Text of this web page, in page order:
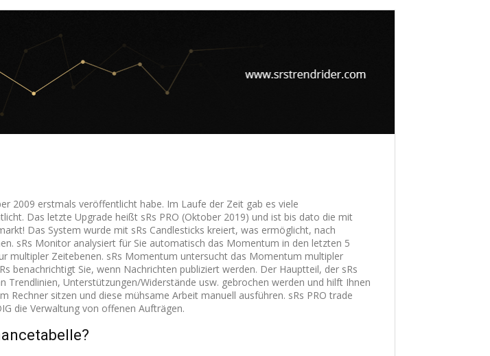
2009 erstmals veröffentlicht habe. Im Laufe der Zeit gab es viele
Das letzte Upgrade heißt sRs PRO (Oktober 2019) und ist bis dato die mit
Das System wurde mit sRs Candlesticks kreiert, was ermöglicht, nach
sRs Monitor analysiert für Sie automatisch das Momentum in den letzten 5
multipler Zeitebenen. sRs Momentum untersucht das Momentum multipler
benachrichtigt Sie, wenn Nachrichten publiziert werden. Der Hauptteil, der sRs
Unterstützungen/Widerstände usw. gebrochen werden und hilft Ihnen
sitzen und diese mühsame Arbeit manuell ausführen. sRs PRO trade
die Verwaltung von offenen Aufträgen.